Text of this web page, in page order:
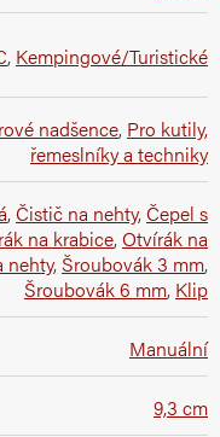
, Kempingové/Turistické
nadšence, Pro kutily,
řemeslníky a techniky
,Čistič na nehty,Čepel s
na krabice,Otvírák na
nehty, Šroubovák 3 mm,
Šroubovák 6 mm, Klip
Manuální
9,3 cm